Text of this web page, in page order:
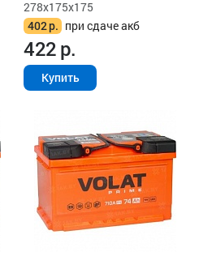
278x175x175
402р. при сдаче акб
422р.
Купить